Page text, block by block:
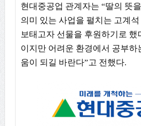
현대중공업 관계자는 “딸의 뜻
의미 있는 사업을 펼치는 고계
보태고자 선물을 후원하기로 했
이지만 어려운 환경에서 공부하
움이 되길 바란다”고 전했다.